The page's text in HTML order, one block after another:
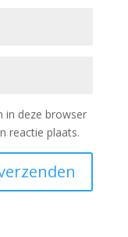
in deze browser
reactie plaats.